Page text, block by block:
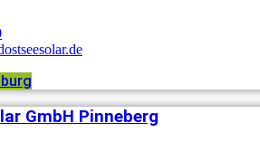
GmbH Pinneberg